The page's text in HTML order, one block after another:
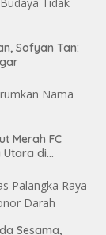
Sofyan Tan:
Merah FC
Utara di
Sesama,